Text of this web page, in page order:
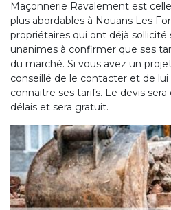
Maçonnerie Ravalement est
plus abordables à Nouans Les
propriétaires qui ont déjà sollicité
unanimes à confirmer que ses
du marché. Si vous avez un
conseillé de le contacter et de
connaitre ses tarifs. Le devis
délais et sera gratuit.